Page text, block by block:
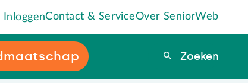
InloggenContact & ServiceOver SeniorWeb
Zoeken
Zoeken